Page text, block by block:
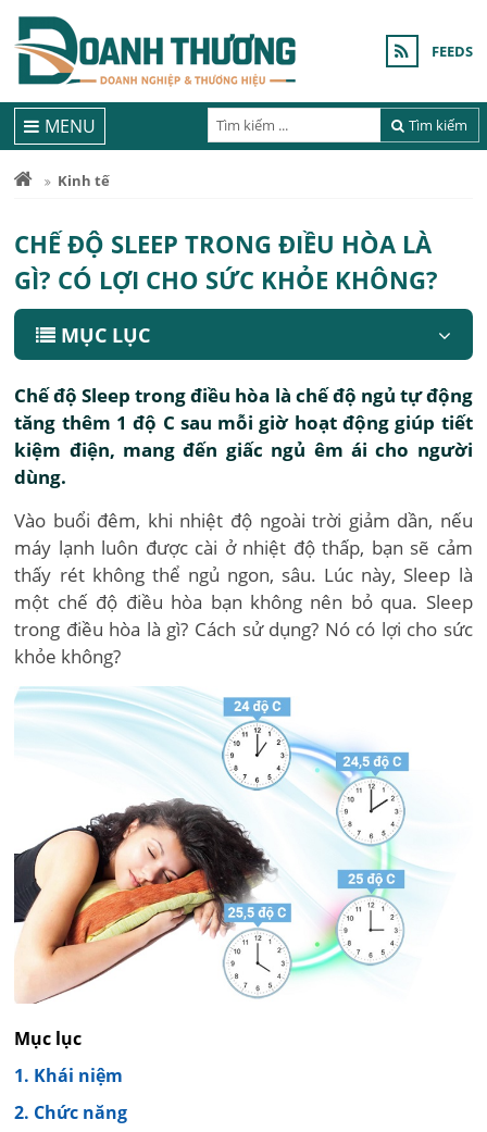
FEEDS
Tìm kiếm
MENU
Kinh tế
CHẾ ĐỘ SLEEP TRONG ĐIỀU HÒA LÀ
GÌ? CÓ LỢI CHO SỨC KHỎE KHÔNG?
MỤC LỤC
Chế độ Sleep trong điều hòa là chế độ ngủ tự động
tăng thêm 1 độ C sau mỗi giờ hoạt động giúp tiết
kiệm điện, mang đến giấc ngủ êm ái cho người
dùng.
Vào buổi đêm, khi nhiệt độ ngoài trời giảm dần, nếu
máy lạnh luôn được cài ở nhiệt độ thấp, bạn sẽ cảm
thấy rét không thể ngủ ngon, sâu. Lúc này, Sleep là
một chế độ điều hòa bạn không nên bỏ qua. Sleep
trong điều hòa là gì? Cách sử dụng? Nó có lợi cho sức
khỏe không?
Mục lục
1. Khái niệm
2. Chức năng